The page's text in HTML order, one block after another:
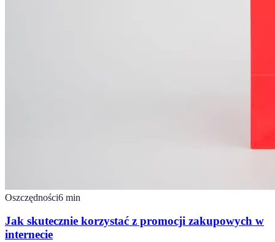
Oszczędności6 min
Jak skutecznie korzystać z promocji zakupowych w
internecie